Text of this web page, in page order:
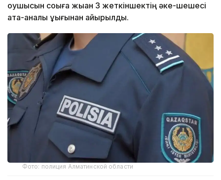
оқушысын соққыға жыққан 3 жеткіншектің әке-шешесі
ата-аналық құқығынан айырылды.
Фото: полиция Алматинской области